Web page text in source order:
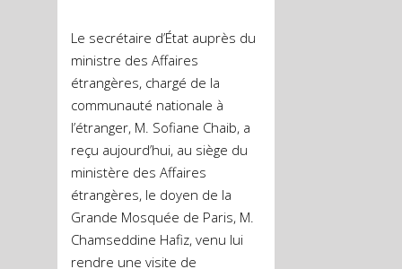
Le secrétaire d’État auprès du
ministre des Affaires
étrangères, chargé de la
communauté nationale à
l’étranger, M. Sofiane Chaib, a
reçu aujourd’hui, au siège du
ministère des Affaires
étrangères, le doyen de la
Grande Mosquée de Paris, M.
Chamseddine Hafiz, venu lui
rendre une visite de